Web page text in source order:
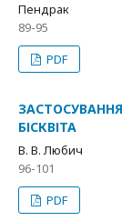
Пендрак
89-95
PDF
БІСКВІТА
В. В. Любич
96-101
PDF